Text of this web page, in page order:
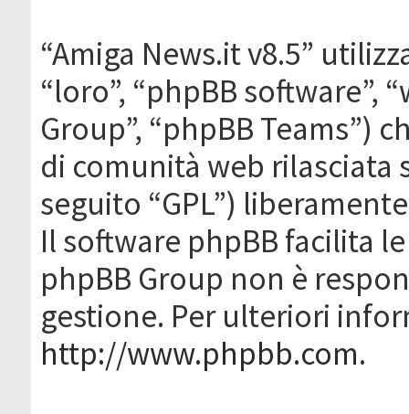
“Amiga News.it v8.5”
“loro”, “phpBB software”,
Group”, “phpBB Teams”)
di comunità web rilasciata
seguito “GPL”)
Il software phpBB facilita
phpBB Group non è
gestione. Per ulteriori
http://www.phpbb.com.